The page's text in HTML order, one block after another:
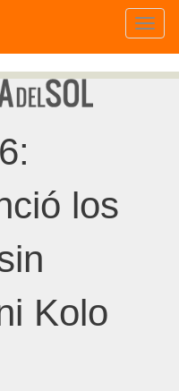
los
Kolo